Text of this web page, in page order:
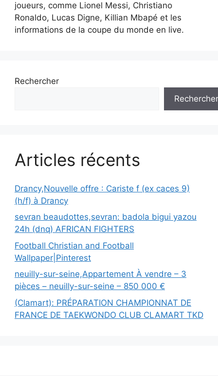
joueurs, comme Lionel Messi, Christiano
Ronaldo, Lucas Digne, Killian Mbapé et les
informations de la coupe du monde en live.
Rechercher
Rechercher
Articles récents
Drancy,Nouvelle offre : Cariste f (ex caces 9)
(h/f) à Drancy
sevran beaudottes,sevran: badola bigui yazou
24h (dnq) AFRICAN FIGHTERS
Football Christian and Football
Wallpaper|Pinterest
neuilly-sur-seine,Appartement À vendre – 3
pièces – neuilly-sur-seine – 850 000 €
(Clamart): PRÉPARATION CHAMPIONNAT DE
FRANCE DE TAEKWONDO CLUB CLAMART TKD